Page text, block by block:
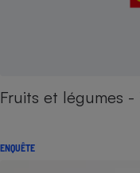
Fruits et légumes -
ENQUÊTE